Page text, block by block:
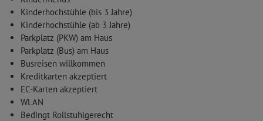
Kinderhochstühle (bis 3 Jahre)
Kinderhochstühle (ab 3 Jahre)
Parkplatz (PKW) am Haus
Parkplatz (Bus) am Haus
Busreisen willkommen
Kreditkarten akzeptiert
EC-Karten akzeptiert
WLAN
Bedingt Rollstuhlgerecht